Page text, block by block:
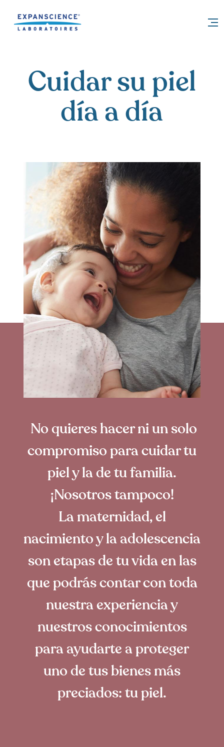
Cuidar su piel
día a día
No quieres hacer ni un solo
compromiso para cuidar tu
piel y la de tu familia.
¡Nosotros tampoco!
La maternidad, el
nacimiento y la adolescencia
son etapas de tu vida en las
que podrás contar con toda
nuestra experiencia y
nuestros conocimientos
para ayudarte a proteger
uno de tus bienes más
preciados: tu piel.